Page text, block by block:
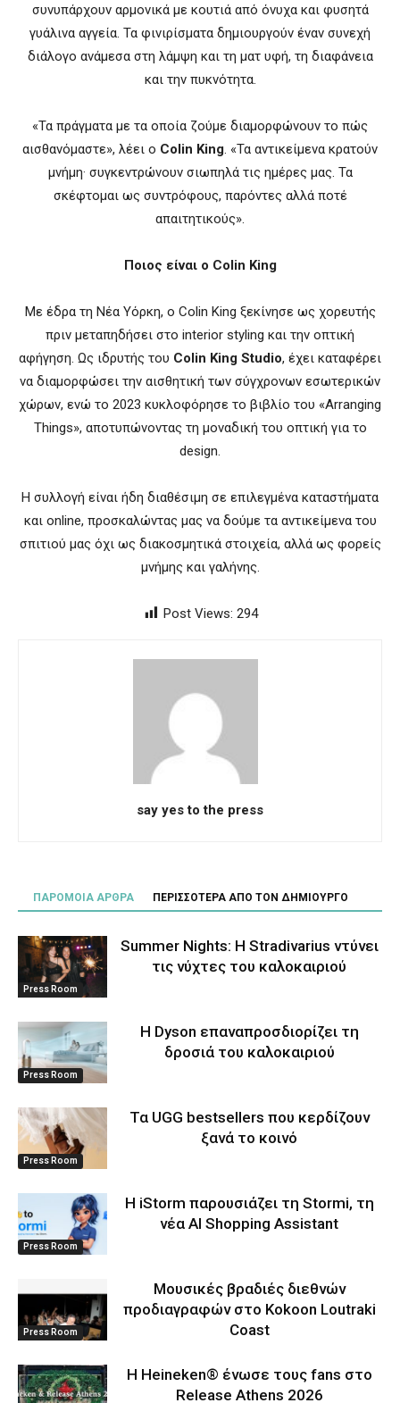
συνυπάρχουν αρμονικά με κουτιά από όνυχα και φυσητά
γυάλινα αγγεία. Τα φινιρίσματα δημιουργούν έναν συνεχή
διάλογο ανάμεσα στη λάμψη και τη ματ υφή, τη διαφάνεια
και την πυκνότητα.
«Τα πράγματα με τα οποία ζούμε διαμορφώνουν το πώς
αισθανόμαστε», λέει ο Colin King. «Τα αντικείμενα κρατούν
μνήμη· συγκεντρώνουν σιωπηλά τις ημέρες μας. Τα
σκέφτομαι ως συντρόφους, παρόντες αλλά ποτέ
απαιτητικούς».
Ποιος είναι ο Colin King
Με έδρα τη Νέα Υόρκη, ο Colin King ξεκίνησε ως χορευτής
πριν μεταπηδήσει στο interior styling και την οπτική
αφήγηση. Ως ιδρυτής του Colin King Studio, έχει καταφέρει
να διαμορφώσει την αισθητική των σύγχρονων εσωτερικών
χώρων, ενώ το 2023 κυκλοφόρησε το βιβλίο του «Arranging
Things», αποτυπώνοντας τη μοναδική του οπτική για το
design.
Η συλλογή είναι ήδη διαθέσιμη σε επιλεγμένα καταστήματα
και online, προσκαλώντας μας να δούμε τα αντικείμενα του
σπιτιού μας όχι ως διακοσμητικά στοιχεία, αλλά ως φορείς
μνήμης και γαλήνης.
Post Views: 294
say yes to the press
ΠΑΡΟΜΟΙΑ ΑΡΘΡΑ ΠΕΡΙΣΣΟΤΕΡΑ ΑΠΟ ΤΟΝ ΔΗΜΙΟΥΡΓΟ
Press Room
Summer Nights: Η Stradivarius ντύνει
τις νύχτες του καλοκαιριού
Press Room
Η Dyson επαναπροσδιορίζει τη
δροσιά του καλοκαιριού
Press Room
Τα UGG bestsellers που κερδίζουν
ξανά το κοινό
Press Room
Η iStorm παρουσιάζει τη Stormi, τη
νέα AI Shopping Assistant
Press Room
Μουσικές βραδιές διεθνών
προδιαγραφών στο Kokoon Loutraki
Coast
Η Heineken® ένωσε τους fans στο
Release Athens 2026